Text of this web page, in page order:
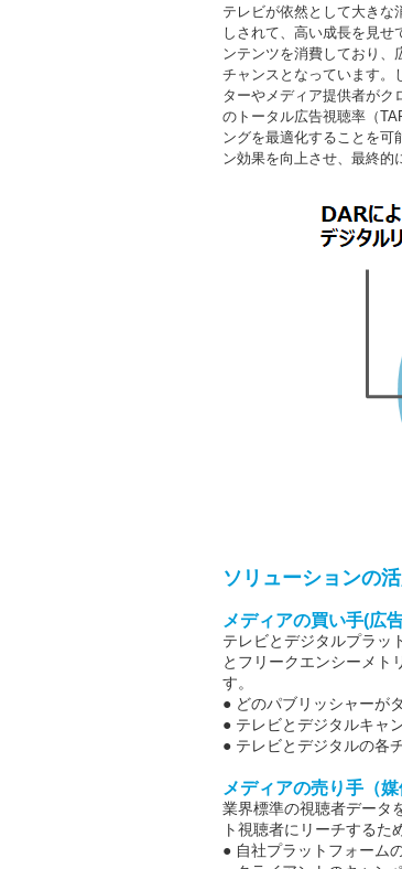
テレビが依然として大きな
しされて、高い成長を見せ
ンテンツを消費しており、
チャンスとなっています。
ターやメディア提供者がク
のトータル広告視聴率（
ングを最適化することを可
ン効果を向上させ、最終的
ソリューションの
メディアの買い手(広
テレビとデジタルプラッ
とフリークエンシーメト
す。
● どのパブリッシャーが
● テレビとデジタルキャ
● テレビとデジタルの各
メディアの売り手（
業界標準の視聴者データ
ト視聴者にリーチするた
● 自社プラットフォーム